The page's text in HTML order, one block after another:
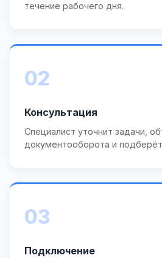
течение рабочего дня.
02
Консультация
Специалист уточнит задачи,
документооборота и
03
Подключение